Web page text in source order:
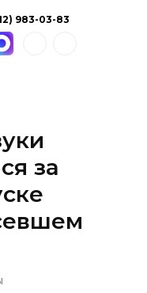
983-03-83
за